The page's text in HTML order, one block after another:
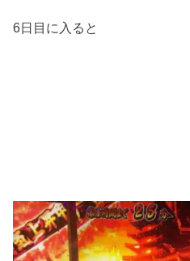
6日目に入ると